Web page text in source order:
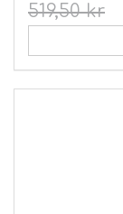
519,50 kr